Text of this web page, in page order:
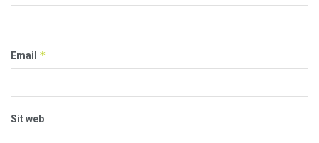
Email *
Sit web